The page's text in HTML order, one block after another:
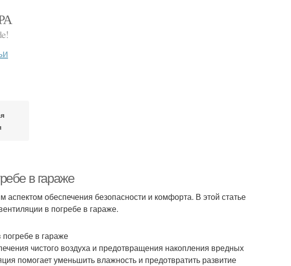
в гараже
обеспечения безопасности и комфорта. В этой статье
в погребе в гараже.
в гараже
чистого воздуха и предотвращения накопления вредных
помогает уменьшить влажность и предотвратить развитие